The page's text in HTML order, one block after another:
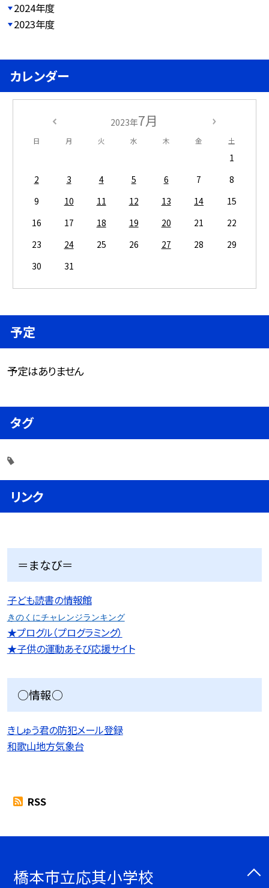
2024年度
2023年度
カレンダー
2023年7月
日 月 火 水 木 金 土
1
2
3 4 5 6 7
8
9
10 11 12 13 14
15
16
17 18 19 20 21
22
23
24 25 26 27 28
29
30
31
予定
予定はありません
タグ
リンク
＝まなび＝
子ども読書の情報館
きのくにチャレンジランキング
★プログル（プログラミング）
★子供の運動あそび応援サイト
○情報○
きしゅう君の防犯メール登録
和歌山地方気象台
RSS
橋本市立応其小学校